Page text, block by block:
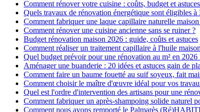
Comment rénover votre cuisine : coûts, budget et
Quels travaux de rénovation énergétique sont éligibles
Comment fabriquer une laque capillaire naturelle maison
Comment rénover une cuisine ancienne sans se ruiner ?
Budget rénovation maison 2026 : guide, coûts et astuces
Comment réaliser un traitement capillaire à l'huile
Quel budget prévoir pour une rénovation au m² en 2026
Aménager une buanderie : 20 idées et astuces gain de
Comment faire un baume fouetté au suif soyeux, fait
Comment choisir le maître d'œuvre idéal pour vos
Quel est l'ordre d'intervention des artisans pour une
Comment fabriquer un après-shampoing solide naturel
Comment nous avons remporté le Palmarès